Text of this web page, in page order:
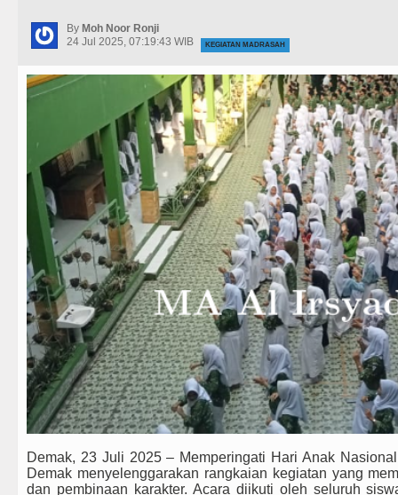
By Moh Noor Ronji
24 Jul 2025, 07:19:43 WIB
KEGIATAN MADRASAH
Demak, 23 Juli 2025 – Memperingati Hari Anak
Demak menyelenggarakan rangkaian kegiatan yang
dan pembinaan karakter. Acara diikuti oleh seluruh